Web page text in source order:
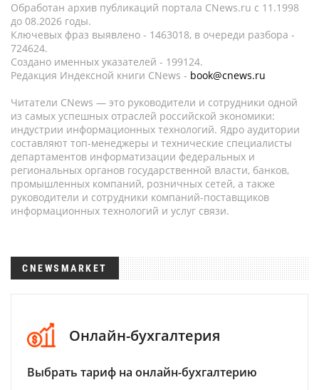
Обработан архив публикаций портала CNews.ru c 11.1998
до 08.2026 годы.
Ключевых фраз выявлено - 1463018, в очереди разбора -
724624.
Создано именных указателей - 199124.
Редакция Индексной книги CNews - book@cnews.ru
Читатели CNews — это руководители и сотрудники одной
из самых успешных отраслей российской экономики:
индустрии информационных технологий. Ядро аудитории
составляют топ-менеджеры и технические специалисты
департаментов информатизации федеральных и
региональных органов государственной власти, банков,
промышленных компаний, розничных сетей, а также
руководители и сотрудники компаний-поставщиков
информационных технологий и услуг связи.
CNEWSMARKET
Онлайн-бухгалтерия
Выбрать тариф на онлайн-бухгалтерию